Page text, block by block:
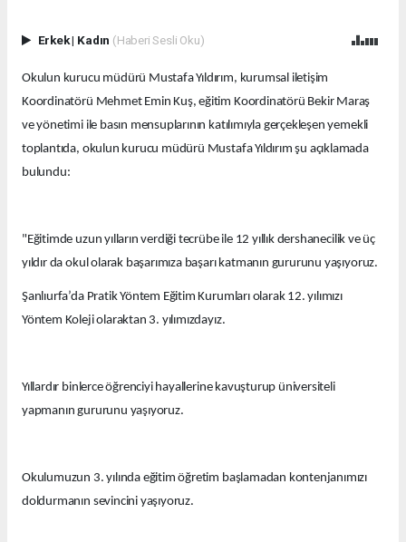
Erkek| Kadın (Haberi Sesli Oku)
Okulun kurucu müdürü Mustafa Yıldırım, kurumsal iletişim
Koordinatörü Mehmet Emin Kuş, eğitim Koordinatörü Bekir Maraş
ve yönetimi ile basın mensuplarının katılımıyla gerçekleşen yemekli
toplantıda, okulun kurucu müdürü Mustafa Yıldırım şu açıklamada
bulundu:
"Eğitimde uzun yılların verdiği tecrübe ile 12 yıllık dershanecilik ve üç
yıldır da okul olarak başarımıza başarı katmanın gururunu yaşıyoruz.
Şanlıurfa’da Pratik Yöntem Eğitim Kurumları olarak 12. yılımızı
Yöntem Koleji olaraktan 3. yılımızdayız.
Yıllardır binlerce öğrenciyi hayallerine kavuşturup üniversiteli
yapmanın gururunu yaşıyoruz.
Okulumuzun 3. yılında eğitim öğretim başlamadan kontenjanımızı
doldurmanın sevincini yaşıyoruz.